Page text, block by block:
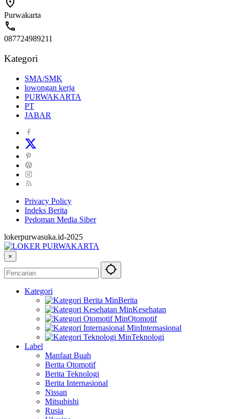
Purwakarta
087724989211
Kategori
SMA/SMK
lowongan kerja
PURWAKARTA
PT
JABAR
Privacy Policy
Indeks Berita
Pedoman Media Siber
lokerpurwasuka.id-2025
×
Kategori
Berita
Kesehatan
Otomotif
Internasional
Teknologi
Label
Manfaat Buah
Berita Otomotif
Berita Teknologi
Berita Internasional
Nissan
Mitsubishi
Rusia